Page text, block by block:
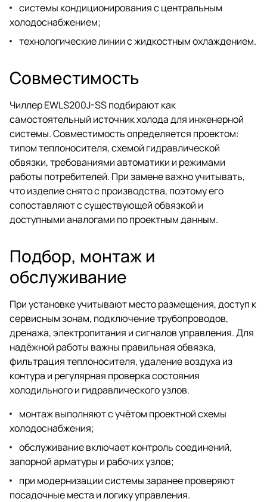
системы кондиционирования с центральным
холодоснабжением;
технологические линии с жидкостным охлаждением.
Совместимость
Чиллер EWLS200J-SS подбирают как
самостоятельный источник холода для инженерной
системы. Совместимость определяется проектом:
типом теплоносителя, схемой гидравлической
обвязки, требованиями автоматики и режимами
работы потребителей. При замене важно учитывать,
что изделие снято с производства, поэтому его
сопоставляют с существующей обвязкой и
доступными аналогами по проектным данным.
Подбор, монтаж и
обслуживание
При установке учитывают место размещения, доступ к
сервисным зонам, подключение трубопроводов,
дренажа, электропитания и сигналов управления. Для
надёжной работы важны правильная обвязка,
фильтрация теплоносителя, удаление воздуха из
контура и регулярная проверка состояния
холодильного и гидравлического узлов.
монтаж выполняют с учётом проектной схемы
холодоснабжения;
обслуживание включает контроль соединений,
запорной арматуры и рабочих узлов;
при модернизации системы заранее проверяют
посадочные места и логику управления.